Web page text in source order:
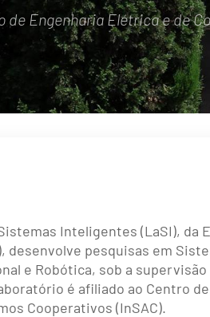
de Engenharia Elétrica e de
Inteligentes (LaSI), da
desenvolve pesquisas em
e Robótica, sob a
é afiliado ao Centro
Cooperativos (InSAC).